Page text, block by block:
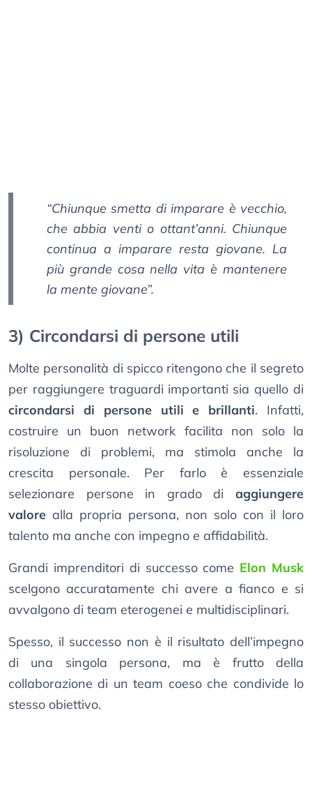
“Chiunque smetta di imparare è vecchio,
che abbia venti o ottant’anni. Chiunque
continua a imparare resta giovane. La
più grande cosa nella vita è mantenere
la mente giovane”.
3) Circondarsi di persone utili
Molte personalità di spicco ritengono che il segreto
per raggiungere traguardi importanti sia quello di
circondarsi di persone utili e brillanti. Infatti,
costruire un buon network facilita non solo la
risoluzione di problemi, ma stimola anche la
crescita personale. Per farlo è essenziale
selezionare persone in grado di aggiungere
valore alla propria persona, non solo con il loro
talento ma anche con impegno e affidabilità.
Grandi imprenditori di successo come Elon Musk
scelgono accuratamente chi avere a fianco e si
avvalgono di team eterogenei e multidisciplinari.
Spesso, il successo non è il risultato dell’impegno
di una singola persona, ma è frutto della
collaborazione di un team coeso che condivide lo
stesso obiettivo.